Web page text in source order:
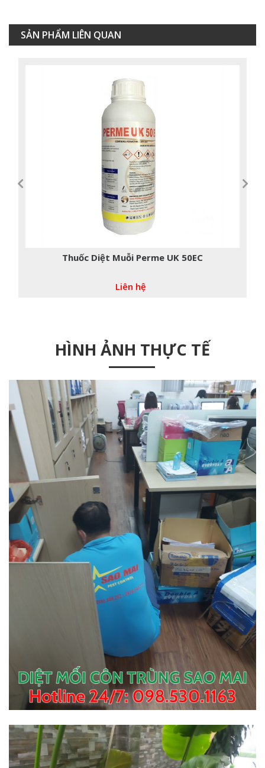
SẢN PHẨM LIÊN QUANLiên hệ
Thuốc Diệt Côn Trùng Icon 2.5cs
Liên hệ
Thuốc Hockley Delta Plus EW
Liên hệ
THUỐC DIỆT MỐI PMC 90
HÌNH ẢNH THỰC TẾ